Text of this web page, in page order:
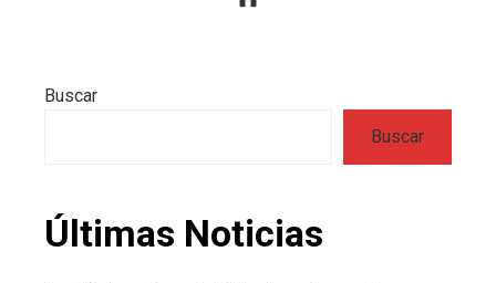
Buscar
Buscar
Últimas Noticias